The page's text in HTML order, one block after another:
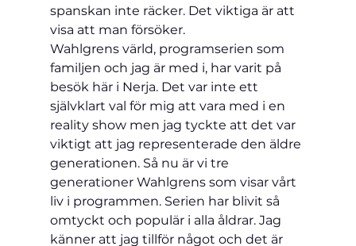
spanskan inte räcker. Det viktiga är att
visa att man försöker.
Wahlgrens värld, programserien som
familjen och jag är med i, har varit på
besök här i Nerja. Det var inte ett
självklart val för mig att vara med i en
reality show men jag tyckte att det var
viktigt att jag representerade den äldre
generationen. Så nu är vi tre
generationer Wahlgrens som visar vårt
liv i programmen. Serien har blivit så
omtyckt och populär i alla åldrar. Jag
känner att jag tillför något och det är